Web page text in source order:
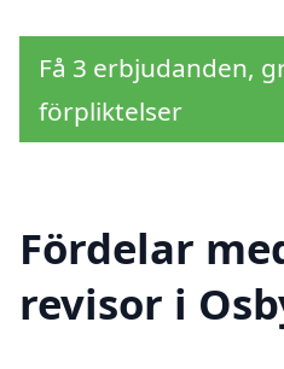
Få 3 erbjudanden,
förpliktelser
Fördelar
revisor i